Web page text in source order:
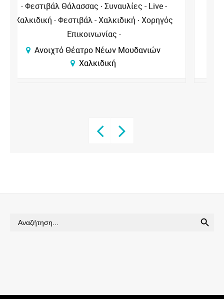
Φεστιβάλ Θάλασσας Θέατρα - Χαλκιδική
Φεστιβάλ - Χαλκιδική Χορηγός
Επικοινωνίας
Ανοιχτό Θέατρο Νέων Μουδανιών
Χαλκιδική
Search
for: